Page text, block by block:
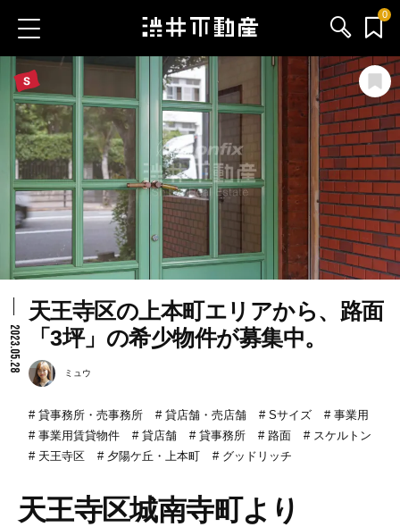
0
お問い合わせ
ブログ
サービス内容
渋井不動産のメンバー
会社情報
2023.05.28
天王寺区の上本町エリアから、路面
「3坪」の希少物件が募集中。
ミュウ
貸事務所・売事務所 貸店舗・売店舗 Sサイズ
事業用
事業用賃貸物件
貸店舗 貸事務所 路面
スケルトン
天王寺区
夕陽ケ丘・上本町 グッドリッチ
天王寺区城南寺町より